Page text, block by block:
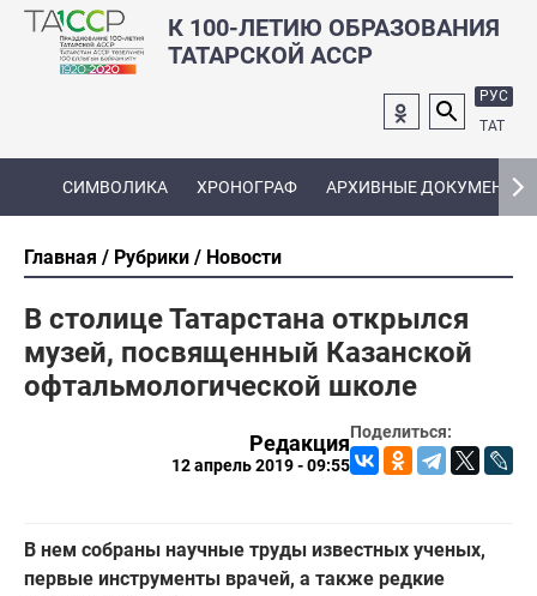
К 100-ЛЕТИЮ ОБРАЗОВАНИЯ
ТАТАРСКОЙ АССР
РУС
ТАТ
СИМВОЛИКА ХРОНОГРАФ АРХИВНЫЕ ДОКУМЕНТЫ
Главная Рубрики Новости
В столице Татарстана открылся
музей, посвященный Казанской
офтальмологической школе
Поделиться:
Редакция
12 апрель 2019 - 09:55
В нем собраны научные труды известных ученых,
первые инструменты врачей, а также редкие